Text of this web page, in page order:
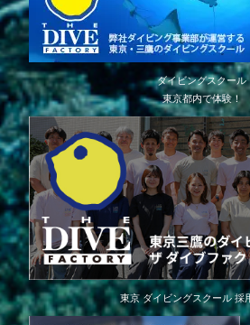
ダイビングスクール
東京都内で体験！
東京 ダイビングスクール 採